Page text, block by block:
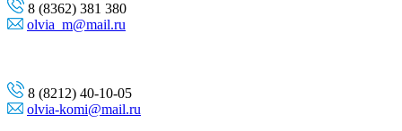
8 (8362) 381 380
olvia_m@mail.ru
8 (8212) 40-10-05
olvia-komi@mail.ru